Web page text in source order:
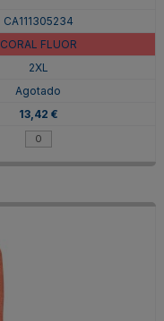
CA111305234
CORAL FLUOR
2XL
Agotado
13,42 €